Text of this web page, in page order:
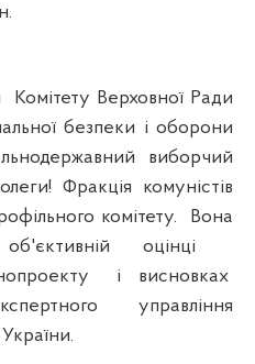
Верховної Ради
безпеки і оборони
виборчий
Фракція комуністів
комітету. Вона
оцінці
і висновках
управління